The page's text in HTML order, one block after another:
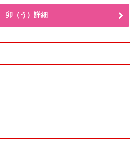
卯（う）詳細